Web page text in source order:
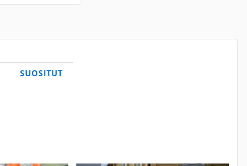
SUOSITUT